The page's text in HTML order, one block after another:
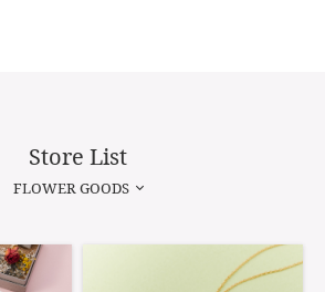
Store List
FLOWER GOODS